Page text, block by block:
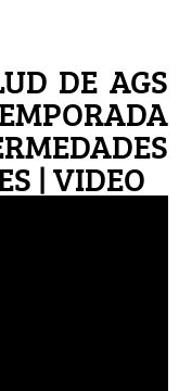
DE AGS
| VIDEO